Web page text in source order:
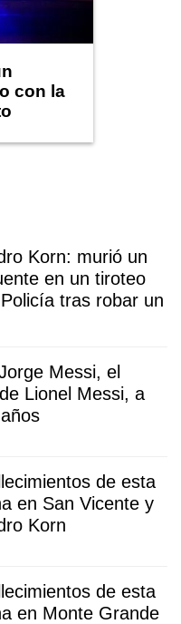
con la
Korn: murió un
en un tiroteo
tras robar un
Messi, el
Lionel Messi, a
de esta
en San Vicente y
Korn
de esta
en Monte Grande